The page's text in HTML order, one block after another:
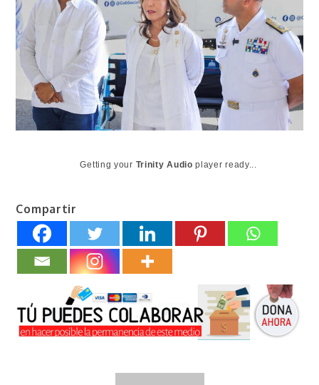
Getting your Trinity Audio player ready...
Compartir